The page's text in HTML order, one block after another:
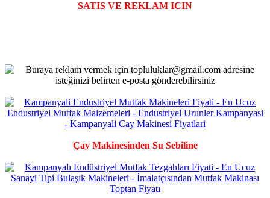
SATIS VE REKLAM ICIN
Çay Makinesinden Su Sebiline